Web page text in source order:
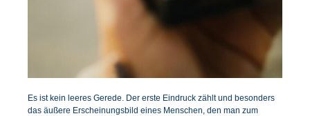
Es ist kein leeres Gerede. Der erste Eindruck zählt und besonders
das äußere Erscheinungsbild eines Menschen, den man zum